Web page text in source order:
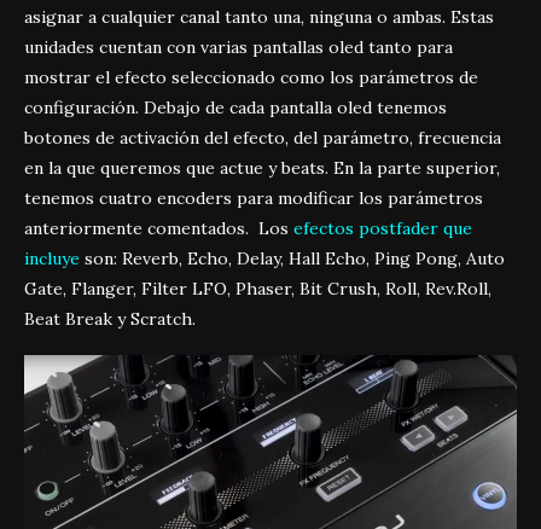
asignar a cualquier canal tanto una, ninguna o ambas. Estas
unidades cuentan con varias pantallas oled tanto para
mostrar el efecto seleccionado como los parámetros de
configuración. Debajo de cada pantalla oled tenemos
botones de activación del efecto, del parámetro, frecuencia
en la que queremos que actue y beats. En la parte superior,
tenemos cuatro encoders para modificar los parámetros
anteriormente comentados. Los efectos postfader que
incluye son: Reverb, Echo, Delay, Hall Echo, Ping Pong, Auto
Gate, Flanger, Filter LFO, Phaser, Bit Crush, Roll, Rev.Roll,
Beat Break y Scratch.